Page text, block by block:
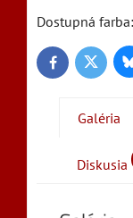
Dostupná
FacebookTwitter
Galéria
Diskusia